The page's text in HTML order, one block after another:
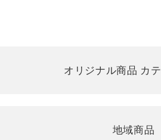
オリジナル商品 カ
地域商品